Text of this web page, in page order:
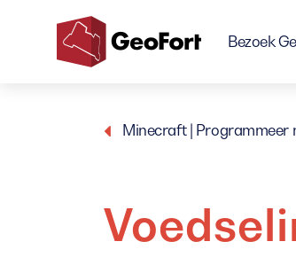
Bezoek
Minecraft | Programmeer